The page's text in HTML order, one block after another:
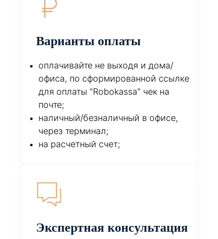
Варианты оплаты
оплачивайте не выходя и дома/
офиса, по сформированной ссылке
для оплаты "Robokassa" чек на
почте;
наличный/безналичный в офисе,
через терминал;
на расчетный счет;
Экспертная консультация